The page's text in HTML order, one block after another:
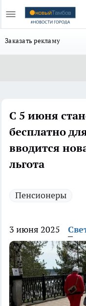
Заказать рекламу
С 5 июня
бесплатно
вводится
льгота
Пенсионеры
3 июня 2025